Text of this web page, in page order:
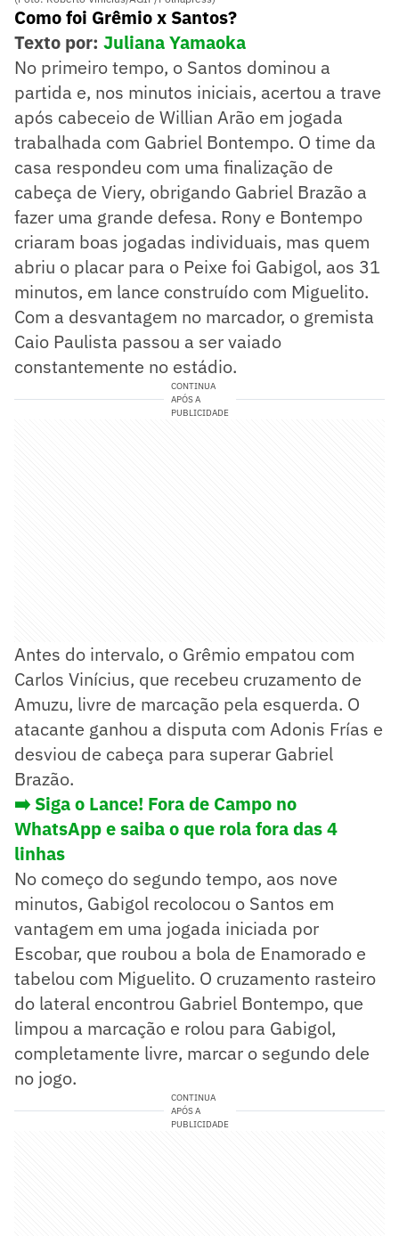
Como foi Grêmio x Santos?
Texto por: Juliana Yamaoka
No primeiro tempo, o Santos dominou a
partida e, nos minutos iniciais, acertou a trave
após cabeceio de Willian Arão em jogada
trabalhada com Gabriel Bontempo. O time da
casa respondeu com uma finalização de
cabeça de Viery, obrigando Gabriel Brazão a
fazer uma grande defesa. Rony e Bontempo
criaram boas jogadas individuais, mas quem
abriu o placar para o Peixe foi Gabigol, aos 31
minutos, em lance construído com Miguelito.
Com a desvantagem no marcador, o gremista
Caio Paulista passou a ser vaiado
constantemente no estádio.
CONTINUA
APÓS A
PUBLICIDADE
Antes do intervalo, o Grêmio empatou com
Carlos Vinícius, que recebeu cruzamento de
Amuzu, livre de marcação pela esquerda. O
atacante ganhou a disputa com Adonis Frías e
desviou de cabeça para superar Gabriel
Brazão.
➡️ Siga o Lance! Fora de Campo no
WhatsApp e saiba o que rola fora das 4
linhas
No começo do segundo tempo, aos nove
minutos, Gabigol recolocou o Santos em
vantagem em uma jogada iniciada por
Escobar, que roubou a bola de Enamorado e
tabelou com Miguelito. O cruzamento rasteiro
do lateral encontrou Gabriel Bontempo, que
limpou a marcação e rolou para Gabigol,
completamente livre, marcar o segundo dele
no jogo.
CONTINUA
APÓS A
PUBLICIDADE